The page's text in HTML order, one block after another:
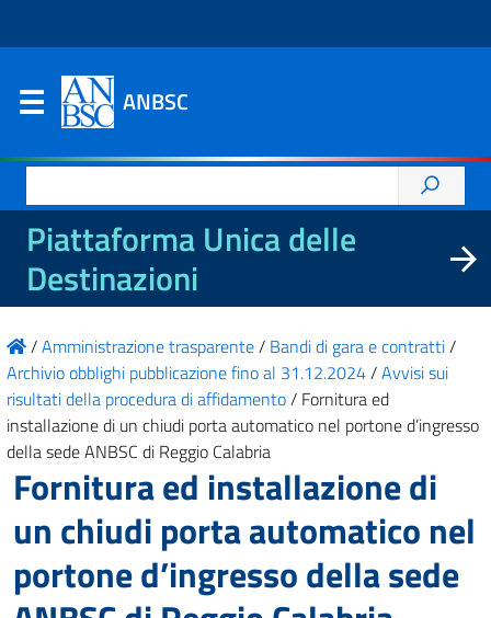
ANBSC
per:
Piattaforma Unica delle
Destinazioni
/Amministrazione trasparente/ Bandi di gara e contratti/
Archivio obblighi pubblicazione fino al 31.12.2024/Avvisi sui
risultati della procedura di affidamento/ Fornitura ed
installazione di un chiudi porta automatico nel portone d’ingresso
della sede ANBSC di Reggio Calabria
Fornitura ed installazione di
un chiudi porta automatico nel
portone d’ingresso della sede